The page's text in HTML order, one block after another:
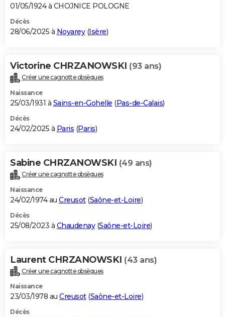
S'inscrire
Se connecter
Lycées
Collèges
Primaires
Universités
Entreprises
Service militaire
Avis de recherche
AVIS DE DÉCÈS
Bricolage
Lifestyle
Culture
Sport
Auto
Television
Voyage
Cinema
01/05/1924 à CHOJNICE POLOGNE
Décès
28/06/2025 à Noyarey(Isère)
Victorine CHRZANOWSKI (93 ans)
Créer une cagnotte obsèques
Naissance
25/03/1931 à Sains-en-Gohelle (Pas-de-Calais)
Décès
24/02/2025 à Paris (Paris)
Sabine CHRZANOWSKI (49 ans)
Créer une cagnotte obsèques
Naissance
24/02/1974 au Creusot(Saône-et-Loire)
Décès
25/08/2023 à Chaudenay(Saône-et-Loire)
Laurent CHRZANOWSKI (43 ans)
Créer une cagnotte obsèques
Naissance
23/03/1978 au Creusot(Saône-et-Loire)
Décès